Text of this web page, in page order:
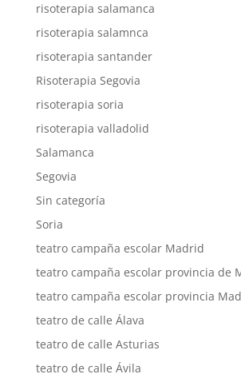
risoterapia salamanca
risoterapia salamnca
risoterapia santander
Risoterapia Segovia
risoterapia soria
risoterapia valladolid
Salamanca
Segovia
Sin categoría
Soria
teatro campaña escolar Madrid
teatro campaña escolar provincia de
teatro campaña escolar provincia
teatro de calle Álava
teatro de calle Asturias
teatro de calle Ávila